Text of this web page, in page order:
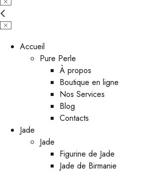
Accueil
Pure Perle
À propos
Boutique en ligne
Nos Services
Blog
Contacts
Jade
Jade
Figurine de Jade
Jade de Birmanie